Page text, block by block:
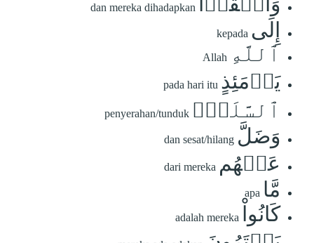
dan mereka dihadapkan
إِلَى kepada
ٱللَّهِ Allah
يَوۡمَئِذٍ pada hari itu
ٱلسَّلَمَۖ penyerahan/tunduk
وَضَلَّ dan sesat/hilang
عَنۡهُم dari mereka
مَّا apa
كَانُواْ adalah mereka